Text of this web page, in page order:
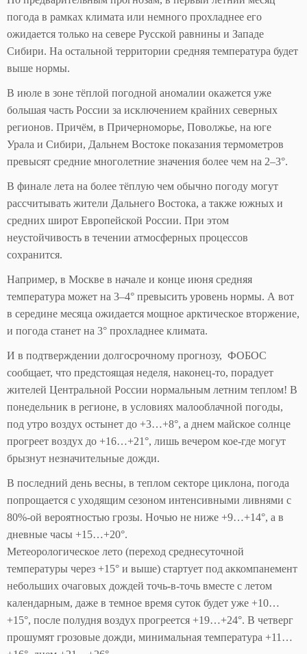
погода в рамках климата или немного прохладнее его
ожидается только на севере Русской равнины и Западе
Сибири. На остальной территории средняя температура будет
выше нормы.
В июле в зоне тёплой погодной аномалии окажется уже
большая часть России за исключением крайних северных
регионов. Причём, в Причерноморье, Поволжье, на юге
Урала и Сибири, Дальнем Востоке показания термометров
превысят средние многолетние значения более чем на 2–3°.
В финале лета на более тёплую чем обычно погоду могут
рассчитывать жители Дальнего Востока, а также южных и
средних широт Европейской России. При этом
неустойчивость в течении атмосферных процессов
сохранится.
Например, в Москве в начале и конце июня средняя
температура может на 3–4° превысить уровень нормы. А вот
в середине месяца ожидается мощное арктическое вторжение,
и погода станет на 3° прохладнее климата.
И в подтверждении долгосрочному прогнозу, ФОБОС
сообщает, что предстоящая неделя, наконец-то, порадует
жителей Центральной России нормальным летним теплом! В
понедельник в регионе, в условиях малооблачной погоды,
под утро воздух остынет до +3…+8°, а днем майское солнце
прогреет воздух до +16…+21°, лишь вечером кое-где могут
брызнут незначительные дожди.
В последний день весны, в теплом секторе циклона, погода
попрощается с уходящим сезоном интенсивными ливнями с
80%-ой вероятностью грозы. Ночью не ниже +9…+14°, а в
дневные часы +15…+20°.
Метеорологическое лето (переход среднесуточной
температуры через +15° и выше) стартует под аккомпанемент
небольших очаговых дождей точь-в-точь вместе с летом
календарным, даже в темное время суток будет уже +10…
+15°, после полудня воздух прогреется +19…+24°. В четверг
прошумят грозовые дожди, минимальная температура +11…